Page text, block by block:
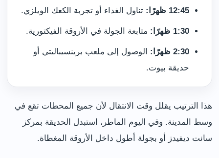
12:45 ظهرًا: تناول الغداء أو تجربة الكعك الويلزي.
1:30 ظهرًا: متابعة الجولة في الأروقة الفيكتورية.
2:30 ظهرًا:
الوصول إلى ملعب برينسيباليتي أو
حديقة بيوت.
هذا الترتيب يقلل وقت الانتقال لأن جميع المحطات تقع في
وسط المدينة. وفي اليوم الماطر، استبدل الحديقة بمركز
سانت ديفيدز أو بجولة أطول داخل الأروقة المغطاة.